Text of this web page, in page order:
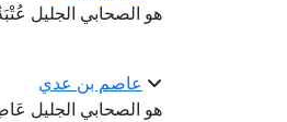
هو الصحابي الجليل
عاصم بن عدي
هو الصحابي الجليل